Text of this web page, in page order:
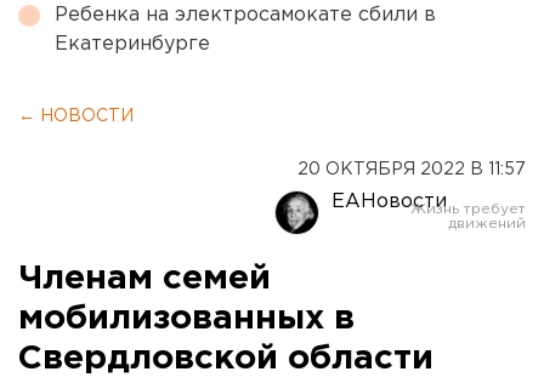
Ребенка на электросамокате сбили в
Екатеринбурге
← НОВОСТИ
20 ОКТЯБРЯ 2022 В 11:57
ЕАНовости
Членам семей
мобилизованных в
Свердловской области